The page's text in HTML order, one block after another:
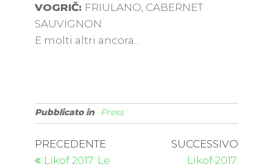
VOGRIČ: FRIULANO, CABERNET
SAUVIGNON
E molti altri ancora…
Pubblicato in Press
PRECEDENTE
Likof 2017: Le
SUCCESSIVO
Likof 2017: